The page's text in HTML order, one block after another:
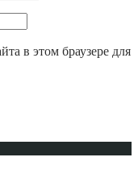
в этом браузере для